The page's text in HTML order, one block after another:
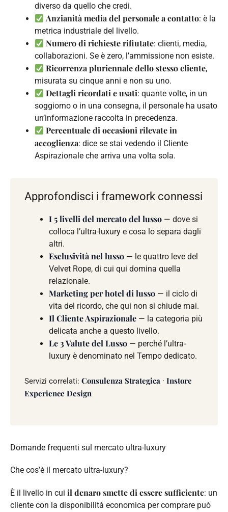
diverso da quello che credi.
Anzianità media del personale a contatto: è la
metrica industriale del livello.
Numero di richieste rifiutate: clienti, media,
collaborazioni. Se è zero, l’ammissione non esiste.
Ricorrenza pluriennale dello stesso cliente,
misurata su cinque anni e non su uno.
Dettagli ricordati e usati: quante volte, in un
soggiorno o in una consegna, il personale ha usato
un’informazione raccolta in precedenza.
Percentuale di occasioni rilevate in
accoglienza: dice se stai vedendo il Cliente
Aspirazionale che arriva una volta sola.
Approfondisci i framework connessi
I 5 livelli del mercato del lusso — dove si
colloca l’ultra-luxury e cosa lo separa dagli
altri.
Esclusività nel lusso — le quattro leve del
Velvet Rope, di cui qui domina quella
relazionale.
Marketing per hotel di lusso — il ciclo di
vita del ricordo, che qui non si chiude mai.
Il Cliente Aspirazionale — la categoria più
delicata anche a questo livello.
Le 3 Valute del Lusso — perché l’ultra-
luxury è denominato nel Tempo dedicato.
Servizi correlati: Consulenza Strategica · Instore
Experience Design
Domande frequenti sul mercato ultra-luxury
Che cos’è il mercato ultra-luxury?
È il livello in cui il denaro smette di essere sufficiente: un
cliente con la disponibilità economica per comprare può